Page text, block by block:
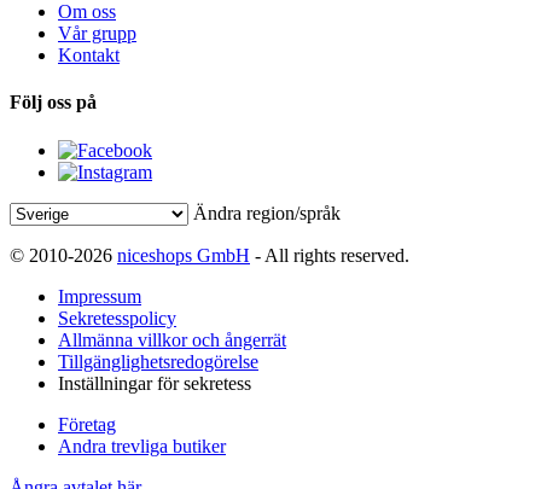
Om oss
Vår grupp
Kontakt
Följ oss på
Ändra region/språk
© 2010-2026 niceshops GmbH - All rights reserved.
Impressum
Sekretesspolicy
Allmänna villkor och ångerrät
Tillgänglighetsredogörelse
Inställningar för sekretess
Företag
Andra trevliga butiker